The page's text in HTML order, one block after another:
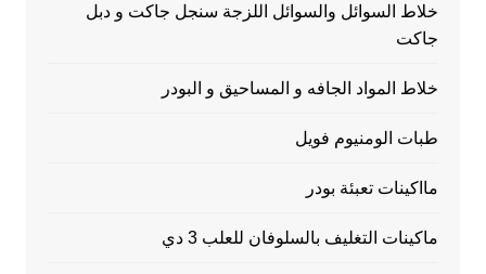
خلاط السوائل والسوائل اللزجة سنجل جاكت و دبل
جاكت
خلاط المواد الجافه و المساحيق و البودر
طبات الومنيوم فويل
مااكينات تعبئة بودر
ماكينات التغليف بالسلوفان للعلب 3 دي